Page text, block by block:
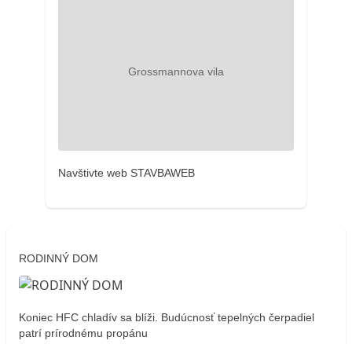
Navštivte web STAVBAWEB
RODINNÝ DOM
Koniec HFC chladív sa blíži. Budúcnosť tepelných čerpadiel
patrí prírodnému propánu